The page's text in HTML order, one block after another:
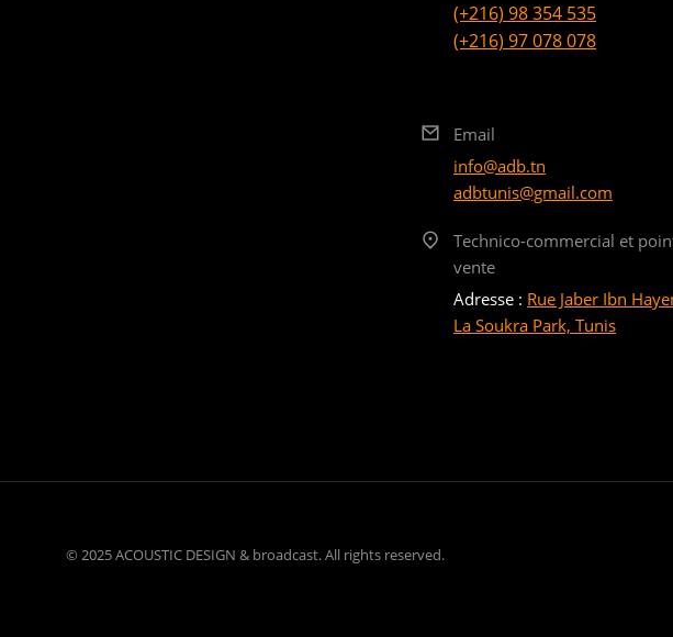
(+216) 98 354 535
(+216) 97 078 078
Email
info@adb.tn
adbtunis@gmail.com
Technico-commercial et
vente
Adresse : Rue Jaber Ibn
La Soukra Park, Tunis
© 2025 ACOUSTIC DESIGN & broadcast. All rights reserved.